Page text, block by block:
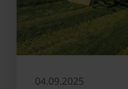
04.09.2025